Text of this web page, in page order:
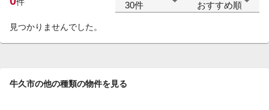
30件 おすすめ順
見つかりませんでした。
牛久市の他の種類の物件を見る